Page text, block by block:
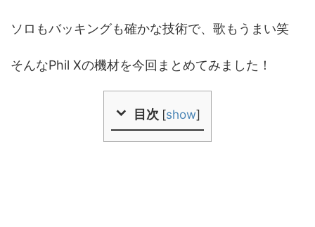
ソロもバッキングも確かな技術で、歌もうまい笑
そんなPhil Xの機材を今回まとめてみました！
目次 [show]